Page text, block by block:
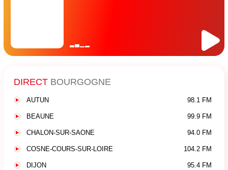
DIRECT BOURGOGNE
AUTUN 98.1 FM
BEAUNE 99.9 FM
CHALON-SUR-SAONE 94.0 FM
COSNE-COURS-SUR-LOIRE 104.2 FM
DIJON 95.4 FM